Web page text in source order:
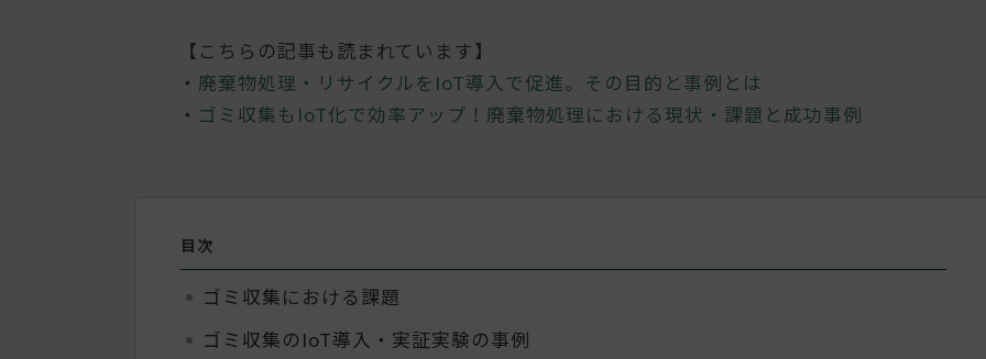
【こちらの記事も読まれています】
・ 廃棄物処理・リサイクルをIoT導入で促進。その目的と事例とは
・ ゴミ収集もIoT化で効率アップ！廃棄物処理における現状・課題と成功事例
目次
ゴミ収集における課題
ゴミ収集のIoT導入・実証実験の事例